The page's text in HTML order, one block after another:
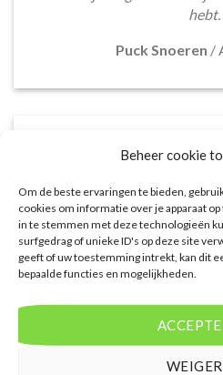
Beheer cookie
Om de beste ervaringen te bieden,
cookies om informatie over je apparaat
in te stemmen met deze technologieën
surfgedrag of unieke ID's op deze site
geeft of uw toestemming intrekt, kan dit
bepaalde functies en mogelijkheden.
hebt.
Puck Snoeren /
Het aanbod van
luxe resorts tot
biedt een breed scala